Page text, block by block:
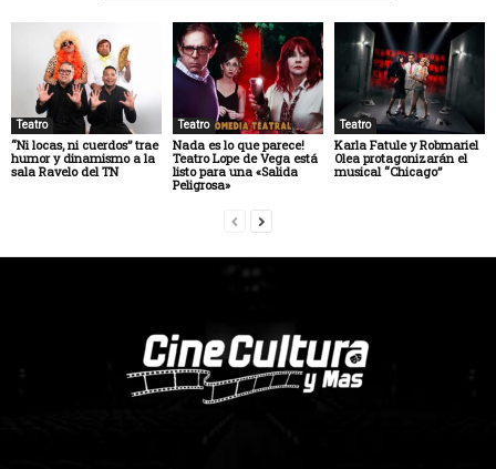
Teatro
“Ni locas, ni cuerdos” trae
humor y dinamismo a la
sala Ravelo del TN
Teatro
Nada es lo que parece!
Teatro Lope de Vega está
listo para una «Salida
Peligrosa»
Teatro
Karla Fatule y Robmariel
Olea protagonizarán el
musical “Chicago”